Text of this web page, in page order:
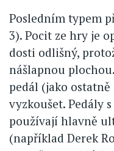
Posledním typem
3). Pocit ze hry je
dosti odlišný,
nášlapnou
pedál (jako
vyzkoušet. Pedály
používají hlavně
(například Derek